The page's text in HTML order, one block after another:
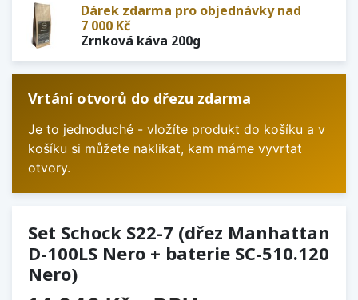
Dárek zdarma pro objednávky nad
7 000 Kč
Zrnková káva 200g
Vrtání otvorů do dřezu zdarma
Je to jednoduché - vložíte produkt do košíku a v
košíku si můžete naklikat, kam máme vyvrtat
otvory.
Set Schock S22-7 (dřez Manhattan
D-100LS Nero + baterie SC-510.120
Nero)